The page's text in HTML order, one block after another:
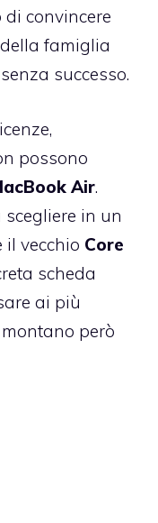
di convincere
famiglia
successo.
possono
Air.
scegliere in un
vecchio Core
scheda
ai più
montano però